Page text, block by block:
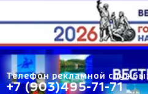
Телефон рекламной службы:
+7 (903)495-71-71